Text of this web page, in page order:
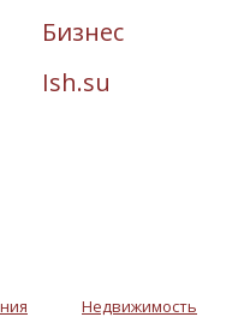
Бизнес
Ish.su
Недвижимость